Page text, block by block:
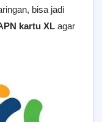
bisa jadi
kartu XL agar